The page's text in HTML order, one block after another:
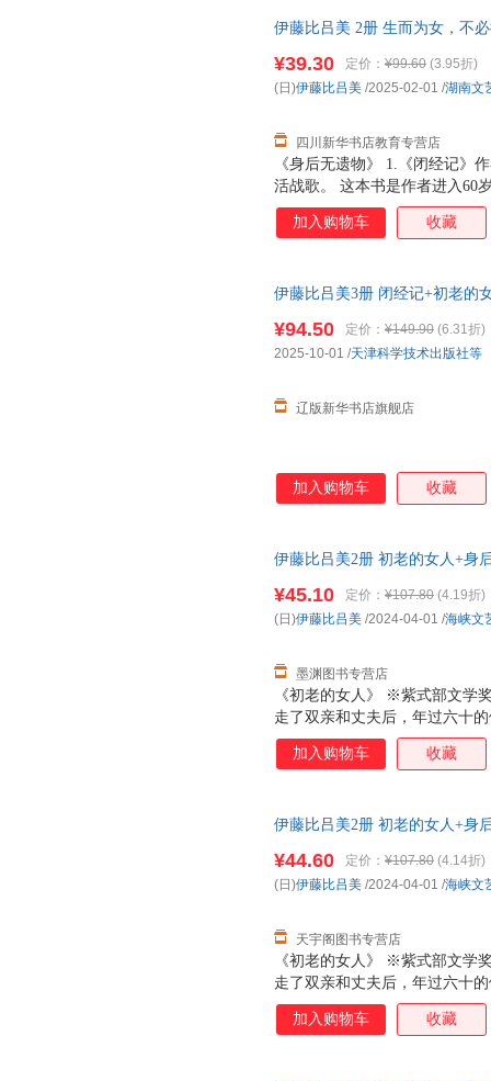
孤独，但那其实也不是那么可
步步走进孤独，但她从未忘记
的灿烂人生。 4.日子有难过之
伊藤比吕美 2册 生而为女，不
《身后无遗物》 1.《闭经记》
活战歌。 这本书是作者进入60
的笔调，记录一个人面对的死
死，没办法。但我舍不得。若
孤独，但那其实也不是那么可
步步走进孤独，但她从未忘记
的灿烂人生。 4.日子有难过之
¥39.30 定价： ¥99.60 (3.95折)
四川新华书店教育专营店
(日)伊藤比吕美 /2025-02-01 /湖南文
加入购物车 收藏
伊藤比吕美3册 闭经记+初老的
¥94.50 定价： ¥149.90 (6.31折)
辽版新华书店旗舰店
2025-10-01 /天津科学技术出版社等
加入购物车 收藏
伊藤比吕美2册 初老的女人+身
《初老的女人》 ※紫式部文学
走了双亲和丈夫后，年过六十
狗狗开始晚年的独居生活。在
生什么新的故事。※以伊藤式
离中，反复思考生命的意义：
的奇迹。 《身后无遗物》 1.《
衰老的生活战歌。 这本书是作
¥45.10 定价： ¥107.80 (4.19折)
墨渊图书专营店
(日)伊藤比吕美 /2024-04-01 /海峡文
加入购物车 收藏
伊藤比吕美2册 初老的女人+身
《初老的女人》 ※紫式部文学
走了双亲和丈夫后，年过六十
狗狗开始晚年的独居生活。在
生什么新的故事。※以伊藤式
¥44.60 定价： ¥107.80 (4.14折)
天宇阁图书专营店
(日)伊藤比吕美 /2024-04-01 /海峡文
加入购物车 收藏